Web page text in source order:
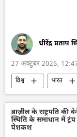
धीरेंद्र प्रताप
27 अक्टूबर 2025,
विश्व भारत
नागरिक उड्डयन
कोविड-19
कोलकाता
ब्राज़ील के राष्ट्रपति
स्थिति के समाधान में
पेशकश